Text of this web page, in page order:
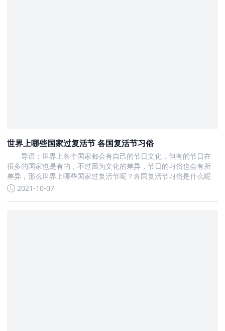
世界上哪些国家过复活节 各国复活节习俗
导语：世界上各个国家都会有自己的节日文化，但有的节日在
很多的国家也是有的，不过因为文化的差异，节日的习俗也会有所
差异，那么世界上哪些国家过复活节呢？各国复活节习俗是什么呢
2021-10-07